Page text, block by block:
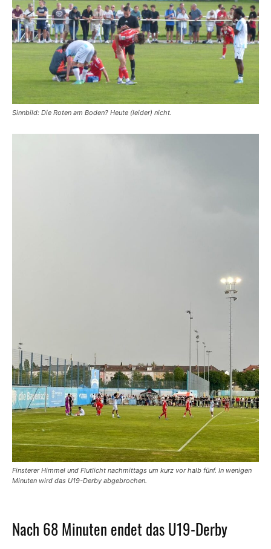
Sinnbild: Die Roten am Boden? Heute (leider) nicht.
Finsterer Himmel und Flutlicht nachmittags um kurz vor halb fünf. In wenigen
Minuten wird das U19-Derby abgebrochen.
Nach 68 Minuten endet das U19-Derby